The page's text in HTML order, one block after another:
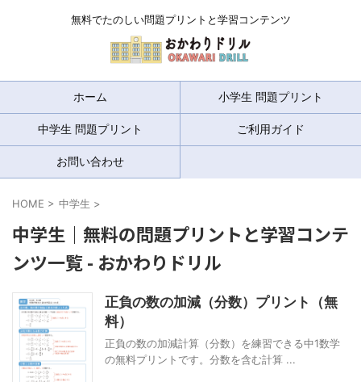
無料でたのしい問題プリントと学習コンテンツ
ホーム 小学生 問題プリント
中学生 問題プリント ご利用ガイド
お問い合わせ
HOME > 中学生 >
中学生｜無料の問題プリントと学習コンテ
ンツ一覧 - おかわりドリル
正負の数の加減（分数）プリント（無
料）
正負の数の加減計算（分数）を練習できる中1数学
の無料プリントです。分数を含む計算 ...